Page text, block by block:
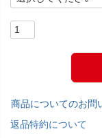
商品についてのお問
返品特約について